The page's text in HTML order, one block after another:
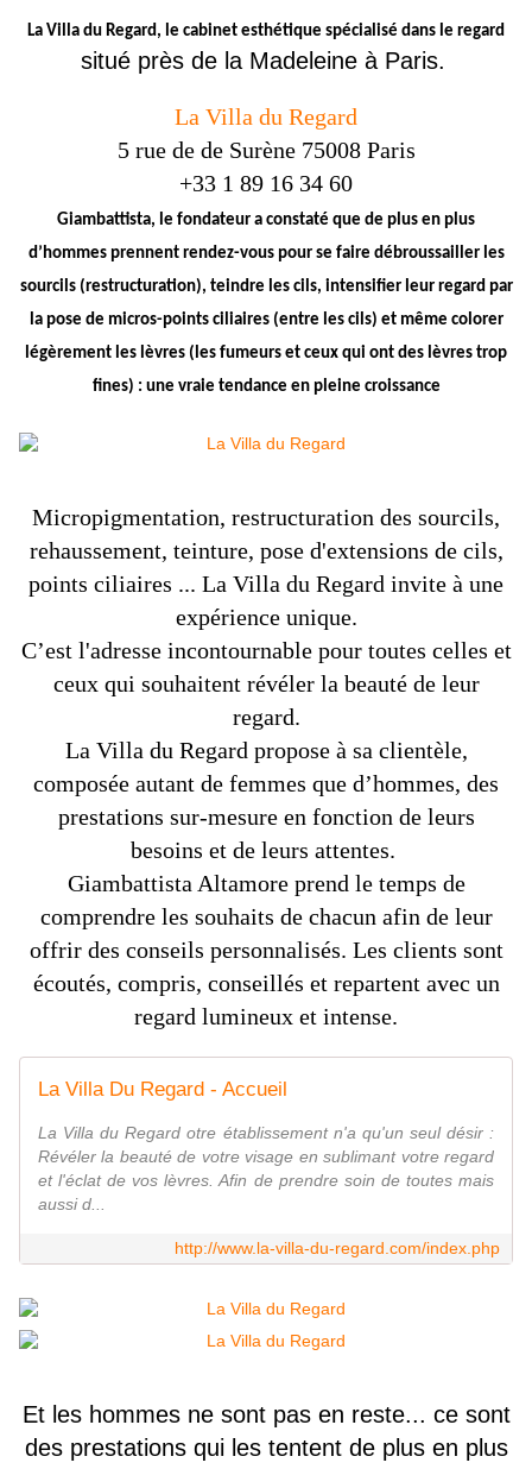
La Villa du Regard, le cabinet esthétique spécialisé dans le regard
situé près de la Madeleine à Paris.
La Villa du Regard
5 rue de de Surène 75008 Paris
+33 1 89 16 34 60
Giambattista, le fondateur a constaté que de plus en plus
d’hommes prennent rendez-vous pour se faire débroussailler les
sourcils (restructuration), teindre les cils, intensifier leur regard par
la pose de micros-points ciliaires (entre les cils) et même colorer
légèrement les lèvres (les fumeurs et ceux qui ont des lèvres trop
fines) : une vraie tendance en pleine croissance
Micropigmentation, restructuration des sourcils,
rehaussement, teinture, pose d'extensions de cils,
points ciliaires ... La Villa du Regard invite à une
expérience unique.
C’est l'adresse incontournable pour toutes celles et
ceux qui souhaitent révéler la beauté de leur
regard.
La Villa du Regard propose à sa clientèle,
composée autant de femmes que d’hommes, des
prestations sur-mesure en fonction de leurs
besoins et de leurs attentes.
Giambattista Altamore prend le temps de
comprendre les souhaits de chacun afin de leur
offrir des conseils personnalisés. Les clients sont
écoutés, compris, conseillés et repartent avec un
regard lumineux et intense.
La Villa Du Regard - Accueil
La Villa du Regard otre établissement n'a qu'un seul désir :
Révéler la beauté de votre visage en sublimant votre regard
et l'éclat de vos lèvres. Afin de prendre soin de toutes mais
aussi d...
http://www.la-villa-du-regard.com/index.php
Et les hommes ne sont pas en reste... ce sont
des prestations qui les tentent de plus en plus